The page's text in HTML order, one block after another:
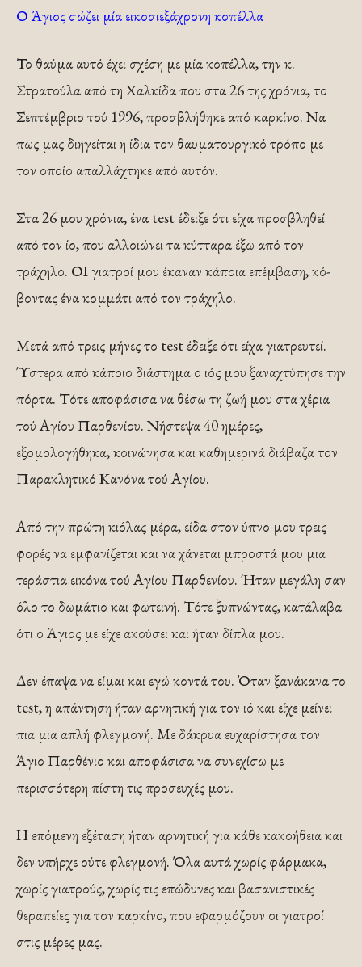
Ο Άγιος σώζει μία εικοσιεξάχρονη κοπέλλα
Το θαύμα αυτό έχει σχέση με μία κοπέλλα, την κ.
Στρατούλα από τη Χαλκίδα που στα 26 της χρόνια, το
Σεπτέμβριο τού 1996, προσβλήθηκε από καρκίνο. Να
πως μας διηγείται η ίδια τον θαυματουργικό τρόπο με
τον οποίο απαλλάχτηκε από αυτόν.
Στα 26 μου χρόνια, ένα test έδειξε ότι είχα προ­σβληθεί
από τον ίο, που αλλοιώνει τα κύτταρα έξω από τον
τράχηλο. ΟΙ γιατροί μου έκαναν κάποια επέμβαση, κό­
βοντας ένα κομμάτι από τον τράχηλο.
Μετά από τρεις μήνες το test έδειξε ότι είχα γιατρευτεί.
Ύστερα από κά­ποιο διάστημα ο ιός μου ξαναχτύπησε την
πόρτα. Τότε αποφάσισα να θέσω τη ζωή μου στα χέρια
τού Αγίου Παρθενίου. Νήστεψα 40 ημέρες,
εξομολογήθηκα, κοινώ­νησα και καθημερινά διάβαζα τον
Παρακλητικό Κανόνα τού Αγίου.
Από την πρώτη κιόλας μέρα, είδα στον ύπνο μου τρεις
φορές να εμφανίζεται και να χάνεται μπροστά μου μια
τεράστια εικόνα τού Αγίου Παρθενίου. Ήταν μεγάλη σαν
όλο το δωμάτιο και φωτεινή. Τότε ξυ­πνώντας, κατάλαβα
ότι ο Άγιος με είχε ακούσει και ήταν δίπλα μου.
Δεν έπαψα να είμαι και εγώ κοντά του. Όταν ξανάκανα το
test, η απάντηση ήταν αρνητική για τον ιό και είχε μείνει
πια μια απλή φλεγμονή. Με δάκρυα ευ­χαρίστησα τον
Άγιο Παρθένιο και αποφάσισα να συνεχί­σω με
περισσότερη πίστη τις προσευχές μου.
Η επόμενη εξέταση ήταν αρνητική για κάθε κακοήθεια και
δεν υ­πήρχε ούτε φλεγμονή. Όλα αυτά χωρίς φάρμακα,
χωρίς γιατρούς, χωρίς τις επώδυνες και βασανιστικές
θεραπείες για τον καρκίνο, που εφαρμόζουν οι γιατροί
στις μέρες μας.